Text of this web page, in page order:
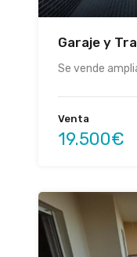
Garaje y
Se vende
Venta
19.500€